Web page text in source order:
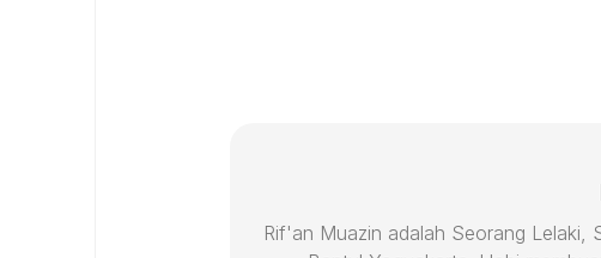
Rif'an Muazin adalah Seorang Lelaki,